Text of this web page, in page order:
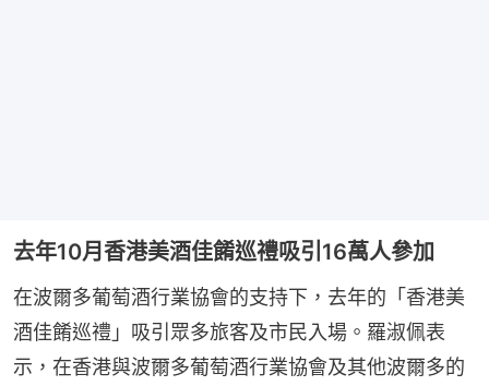
去年10月香港美酒佳餚巡禮吸引16萬人參加
在波爾多葡萄酒行業協會的支持下，去年的「香港美
酒佳餚巡禮」吸引眾多旅客及市民入場。羅淑佩表
示，在香港與波爾多葡萄酒行業協會及其他波爾多的